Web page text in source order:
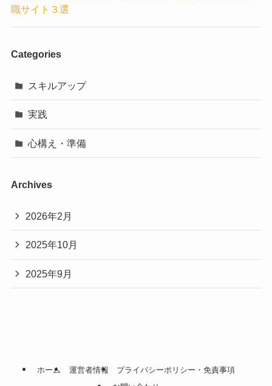
職サイト３選
Categories
スキルアップ
実践
心構え・準備
Archives
2026年2月
2025年10月
2025年9月
ホーム 運営者情報
プライバシーポリシー・免責事項